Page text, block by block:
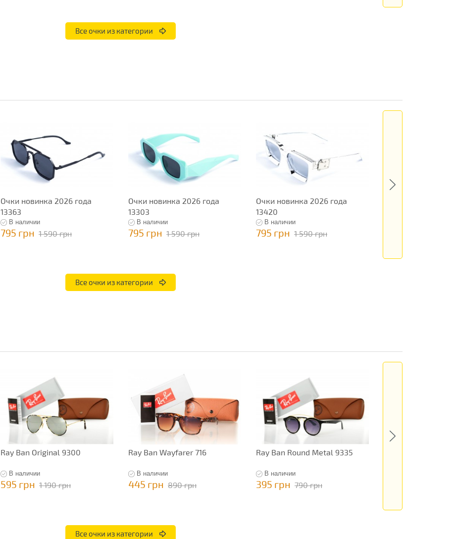
Все очки из категории
Очки новинка 2026 года
13363
В наличии
795 грн 1 590 грн
Очки новинка 2026 года
13303
В наличии
795 грн 1 590 грн
Очки новинка 2026 года
13420
В наличии
795 грн 1 590 грн
Все очки из категории
Ray Ban Original 9300
В наличии
595 грн 1 190 грн
Ray Ban Wayfarer 716
В наличии
445 грн 890 грн
Ray Ban Round Metal 9335
В наличии
395 грн 790 грн
Все очки из категории